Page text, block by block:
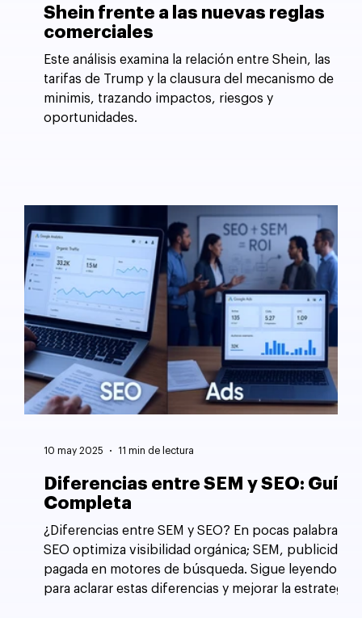
Shein frente a las nuevas reglas
comerciales
Este análisis examina la relación entre Shein, las
tarifas de Trump y la clausura del mecanismo de
minimis, trazando impactos, riesgos y
oportunidades.
Diferencias entre SEM y SEO: Guía
Completa
¿Diferencias entre SEM y SEO? En pocas palabras,
SEO optimiza visibilidad orgánica; SEM, publicidad
pagada en motores de búsqueda. Sigue leyendo
para aclarar estas diferencias y mejorar la estrategia
10 may 2025 11 min de lectura